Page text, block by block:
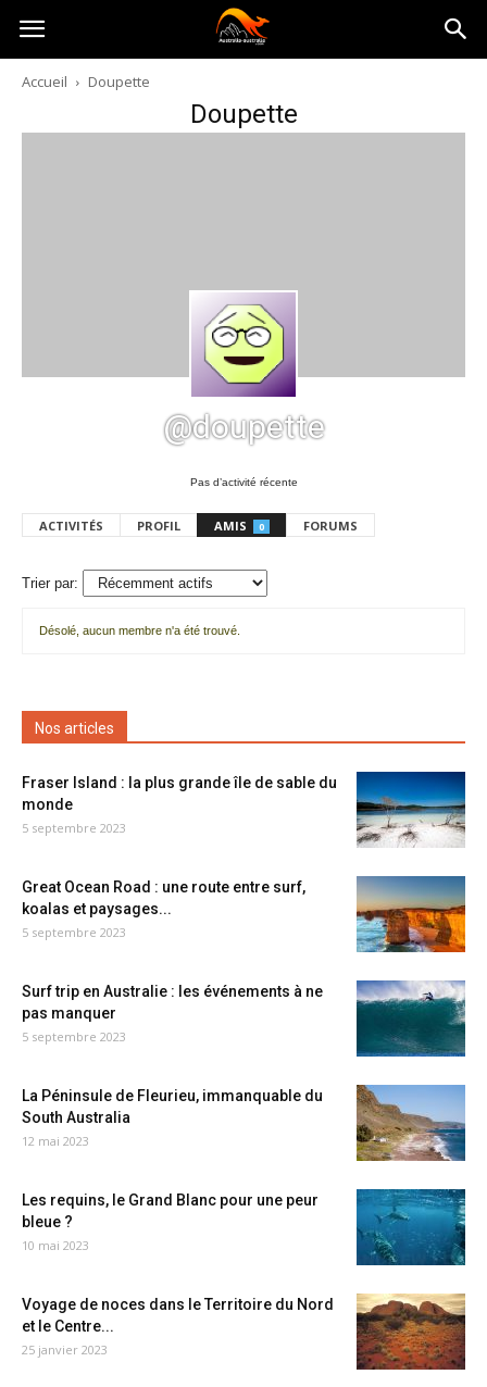
Australia-
australie.com
Accueil Doupette
Doupette
@doupette
Pas d’activité récente
ACTIVITÉS PROFIL AMIS 0 FORUMS
Trier par:
amis
Désolé, aucun membre n'a été trouvé.
Nos articles
Fraser Island : la plus grande île de sable du
monde
5 septembre 2023
Great Ocean Road : une route entre surf,
koalas et paysages...
5 septembre 2023
Surf trip en Australie : les événements à ne
pas manquer
5 septembre 2023
La Péninsule de Fleurieu, immanquable du
South Australia
12 mai 2023
Les requins, le Grand Blanc pour une peur
bleue ?
10 mai 2023
Voyage de noces dans le Territoire du Nord
et le Centre...
25 janvier 2023